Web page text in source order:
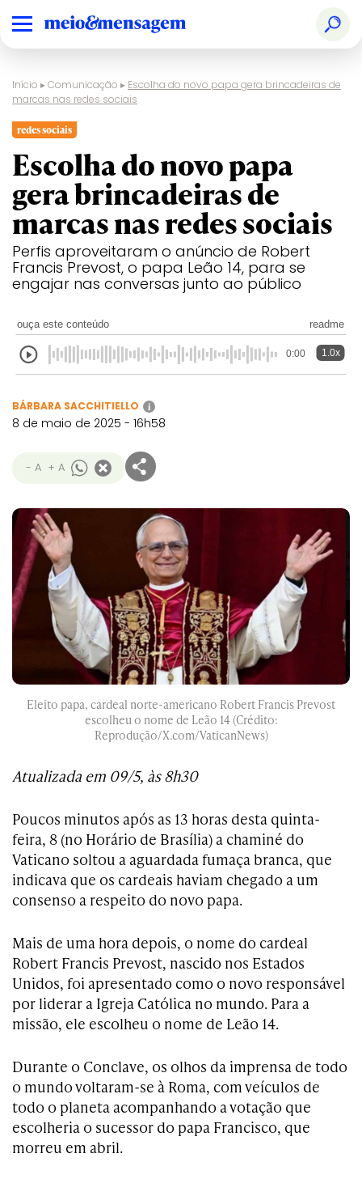
Início ▸Comunicação ▸ Escolha do novo papa gera brincadeiras de
marcas nas redes sociais
redes sociais
Escolha do novo papa
gera brincadeiras de
marcas nas redes sociais
Perfis aproveitaram o anúncio de Robert
Francis Prevost, o papa Leão 14, para se
engajar nas conversas junto ao público
ouça este conteúdo readme
0:00 1.0x
BÁRBARA SACCHITIELLO i
8 de maio de 2025 - 16h58
- A + A
Eleito papa, cardeal norte-americano Robert Francis Prevost
escolheu o nome de Leão 14 (Crédito:
Reprodução/X.com/VaticanNews)
Atualizada em 09/5, às 8h30
Poucos minutos após as 13 horas desta quinta-
feira, 8 (no Horário de Brasília) a chaminé do
Vaticano soltou a aguardada fumaça branca, que
indicava que os cardeais haviam chegado a um
consenso a respeito do novo papa.
Mais de uma hora depois, o nome do cardeal
Robert Francis Prevost, nascido nos Estados
Unidos, foi apresentado como o novo responsável
por liderar a Igreja Católica no mundo. Para a
missão, ele escolheu o nome de Leão 14.
Durante o Conclave, os olhos da imprensa de todo
o mundo voltaram-se à Roma, com veículos de
todo o planeta acompanhando a votação que
escolheria o sucessor do papa Francisco, que
morreu em abril.